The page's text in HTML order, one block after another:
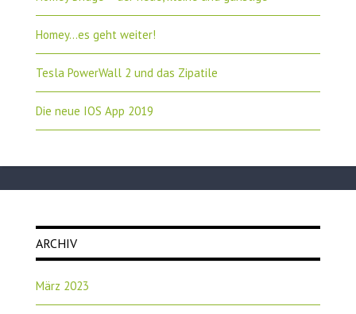
Homey…es geht weiter!
Tesla PowerWall 2 und das Zipatile
Die neue IOS App 2019
ARCHIV
März 2023